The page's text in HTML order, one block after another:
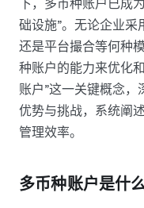
础设施”。无论企业
还是平台撮合等何种
种账户的能力来优化
账户”这一关键概念，
优势与挑战，系统阐
管理效率。
多币种账户是什么